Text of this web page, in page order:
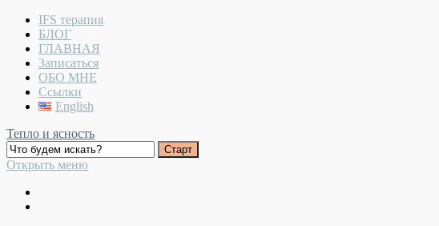
IFS терапия
БЛОГ
ГЛАВНАЯ
Записаться
ОБО МНЕ
Ссылки
English
Тепло и ясность
Открыть меню